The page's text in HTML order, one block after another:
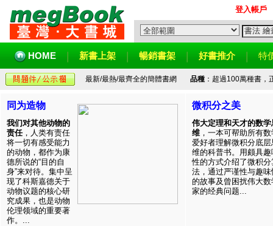
登入帳戶
HOME 新書上架 暢銷書架 好書推介 特
最新/最熱/最齊全的簡體書網 品種：超過100萬種書，
同为造物
我们对其他动物的
责任，人类有责任
将一切有感受能力
的动物，都作为康
德所说的“目的自
身”来对待。集中呈
现了科斯嘉德关于
动物议题的核心研
究成果，也是动物
伦理领域的重要著
作。...
微积分之美
伟大定理和天才的数学
维 ，一本可帮助所有数
爱好者理解微积分底层
维的科普书。用颇具趣
性的方式介绍了微积分
法，通过严谨性与趣味
的故事及曾困扰伟大数
家的经典问题...